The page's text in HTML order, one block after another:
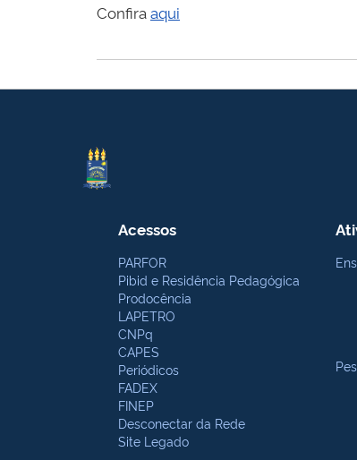
Confiraaqui
Acessos
PARFOR
Pibid e Residência Pedagógica
Prodocência
LAPETRO
CNPq
CAPES
Periódicos
FADEX
FINEP
Desconectar da Rede
Site Legado